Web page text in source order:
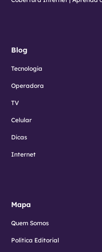
Blog
Tecnologia
Operadora
TV
Celular
Dicas
Internet
Mapa
Quem Somos
Política Editorial